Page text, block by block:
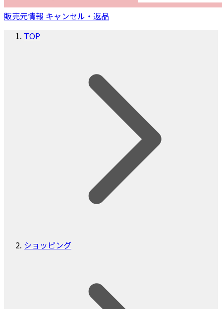
販売元情報 キャンセル・返品
TOP
ショッピング